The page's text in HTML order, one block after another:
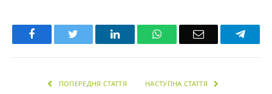
Facebook LinkedInWhatsAppEmail
ПОПЕРЕДНЯ СТАТТЯ НАСТУПНА СТАТТЯ